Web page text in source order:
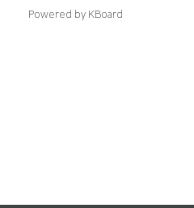
Powered by KBoard